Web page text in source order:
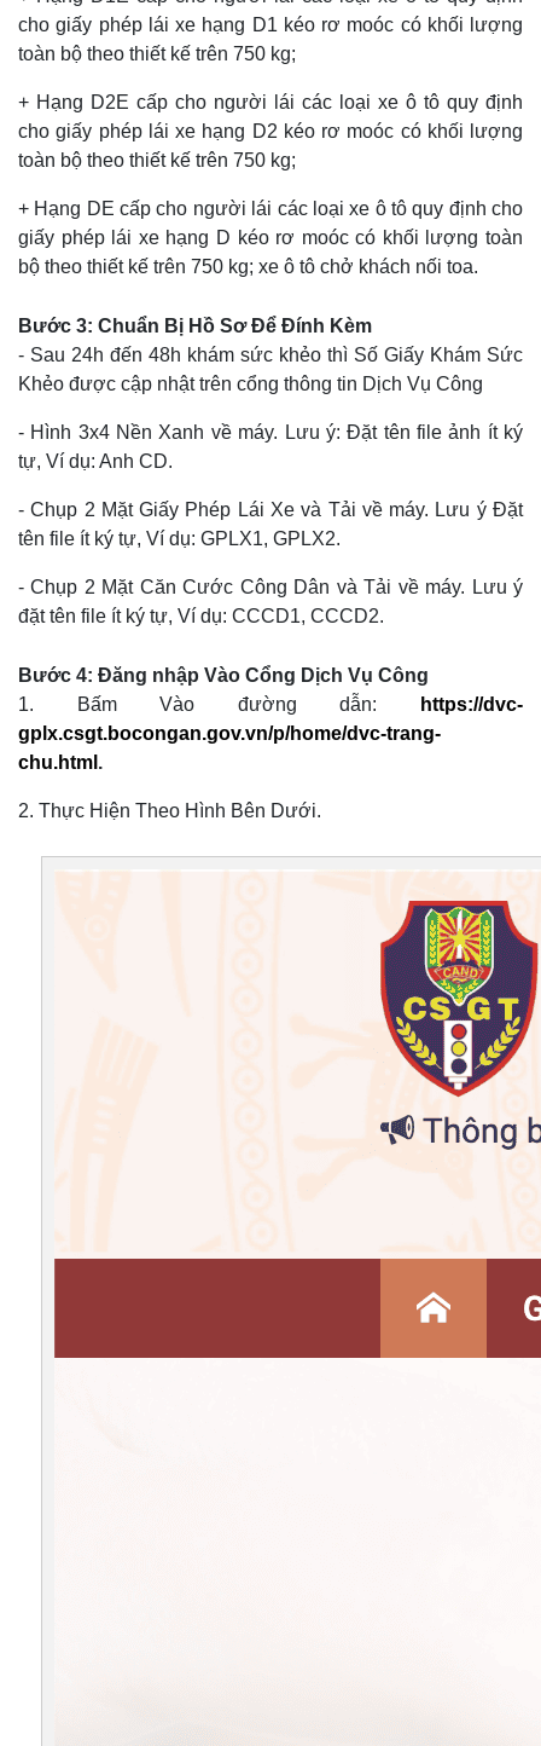
cho giấy phép lái xe hạng D1 kéo rơ moóc có khối lượng
toàn bộ theo thiết kế trên 750 kg;
+ Hạng D2E cấp cho người lái các loại xe ô tô quy định
cho giấy phép lái xe hạng D2 kéo rơ moóc có khối lượng
toàn bộ theo thiết kế trên 750 kg;
+ Hạng DE cấp cho người lái các loại xe ô tô quy định cho
giấy phép lái xe hạng D kéo rơ moóc có khối lượng toàn
bộ theo thiết kế trên 750 kg; xe ô tô chở khách nối toa.
Bước 3: Chuẩn Bị Hồ Sơ Để Đính Kèm
- Sau 24h đến 48h khám sức khẻo thì Số Giấy Khám Sức
Khẻo được cập nhật trên cổng thông tin Dịch Vụ Công
- Hình 3x4 Nền Xanh về máy. Lưu ý: Đặt tên file ảnh ít ký
tự, Ví dụ: Anh CD.
- Chụp 2 Mặt Giấy Phép Lái Xe và Tải về máy. Lưu ý Đặt
tên file ít ký tự, Ví dụ: GPLX1, GPLX2.
- Chụp 2 Mặt Căn Cước Công Dân và Tải về máy. Lưu ý
đặt tên file ít ký tự, Ví dụ: CCCD1, CCCD2.
Bước 4: Đăng nhập Vào Cổng Dịch Vụ Công
1. Bấm Vào đường dẫn:
https://dvc-
gplx.csgt.bocongan.gov.vn/p/home/dvc-trang-
chu.html .
2. Thực Hiện Theo Hình Bên Dưới.